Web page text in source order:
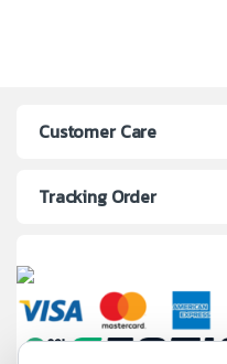
Customer Care
Tracking Order